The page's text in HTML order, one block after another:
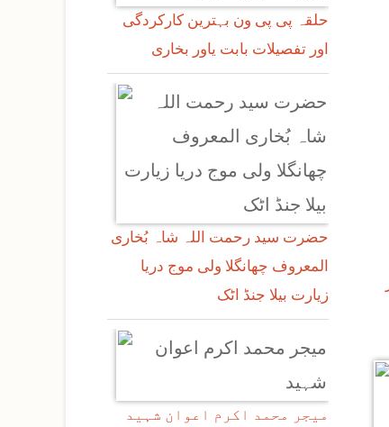
حلقہ پی پی ون بہترین کارکردگی
اور تفصیلات بابت یاور بخاری
حضرت سید رحمت اللہ شاہ بُخاری
المعروف چھانگلا ولی موج دریا
زیارت بیلا جنڈ اٹک
میجر محمد اکرم اعوان شہید